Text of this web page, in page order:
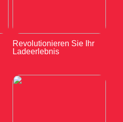
Revolutionieren Sie Ihr
Ladeerlebnis